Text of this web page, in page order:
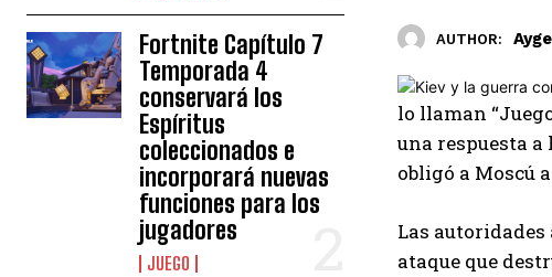
Fortnite Capítulo 7
Temporada 4
conservará los
Espíritus
coleccionados e
incorporará nuevas
funciones para los
jugadores
JUEGO
AUTHOR:
lo llaman
una respuesta a
obligó a Moscú
Las
ataque que